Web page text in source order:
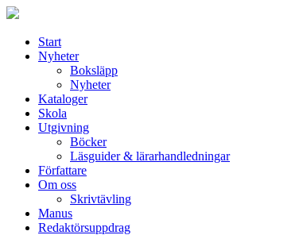
Start
Nyheter
Boksläpp
Nyheter
Kataloger
Skola
Utgivning
Böcker
Läsguider & lärarhandledningar
Författare
Om oss
Skrivtävling
Manus
Redaktörsuppdrag